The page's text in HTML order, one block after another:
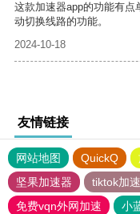
这款加速器app的功能有点
动切换线路的功能。
2024-10-18
友情链接
网站地图 QuickQ
坚果加速器
tiktok加
免费vqn外网加速
小